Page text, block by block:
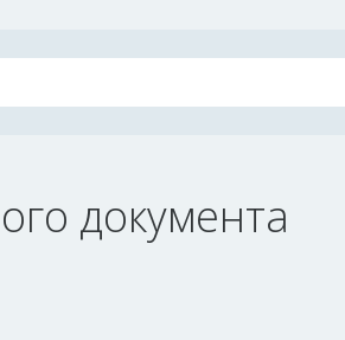
документа